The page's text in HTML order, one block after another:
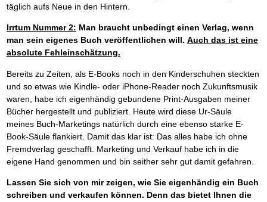
täglich aufs Neue in den Hintern.
Irrtum Nummer 2: Man braucht unbedingt einen Verlag, wenn
man sein eigenes Buch veröffentlichen will. Auch das ist eine
absolute Fehleinschätzung.
Bereits zu Zeiten, als E-Books noch in den Kinderschuhen steckten
und so etwas wie Kindle- oder iPhone-Reader noch Zukunftsmusik
waren, habe ich eigenhändig gebundene Print-Ausgaben meiner
Bücher hergestellt und publiziert. Heute wird diese Ur-Säule
meines Buch-Marketings natürlich durch eine ebenso starke E-
Book-Säule flankiert. Damit das klar ist: Das alles habe ich ohne
Fremdverlag geschafft. Marketing und Verkauf habe ich in die
eigene Hand genommen und bin seither sehr gut damit gefahren.
Lassen Sie sich von mir zeigen, wie Sie eigenhändig ein Buch
schreiben und verkaufen können. Denn das bietet Ihnen die